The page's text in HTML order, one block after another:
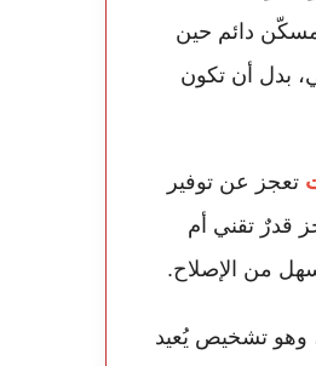
مسكّن دائم حين
بدل أن تكون
تعجز عن توفير
قدرٌ تقني أم
من الإصلاح.
وهو تشخيص يُعيد